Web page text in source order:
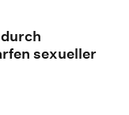
sexueller